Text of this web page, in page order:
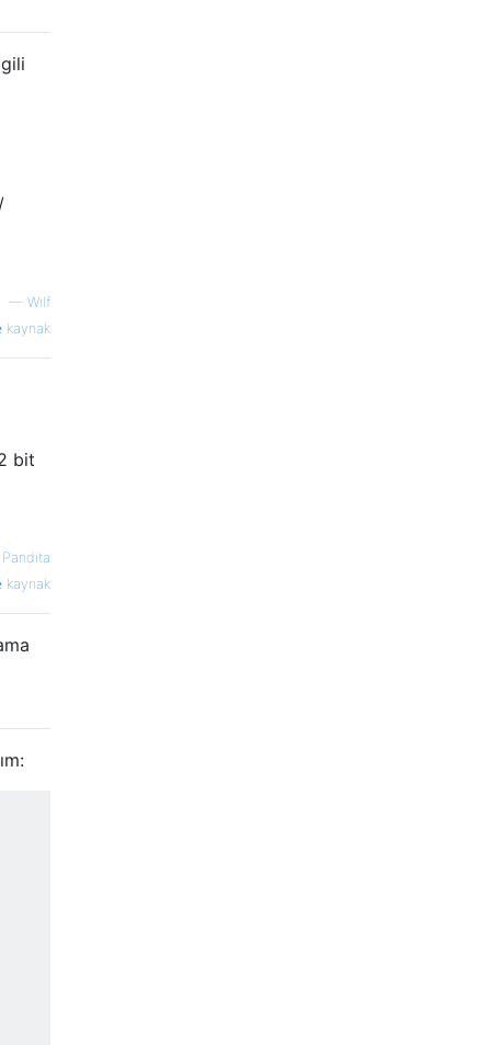
— Wilf
kaynak
bit
kaynak